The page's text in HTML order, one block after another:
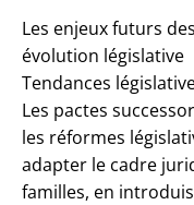
Les enjeux futurs
évolution législative
Tendances
Les pactes
les réformes
adapter le cadre
familles, en